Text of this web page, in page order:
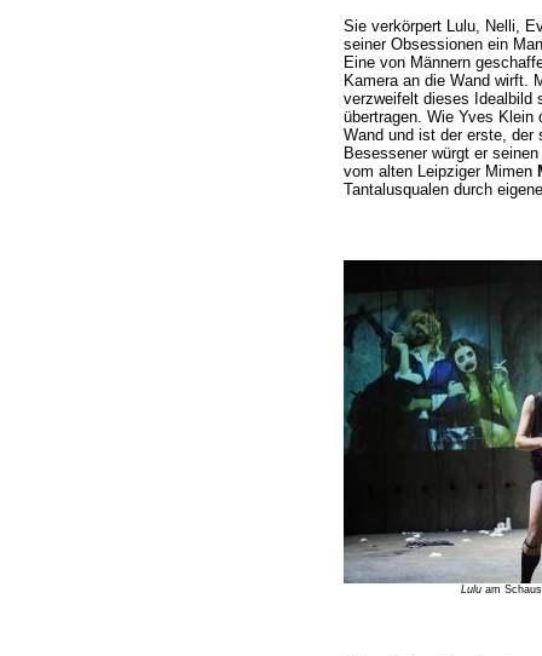
Sie verkörpert Lulu, Nelli,
seiner Obsessionen ein
Eine von Männern
Kamera an die Wand wirft.
verzweifelt dieses Idealbild
übertragen. Wie Yves Klein
Wand und ist der erste, der
Besessener würgt er
vom alten Leipziger Mimen
Tantalusqualen durch
Lulu am